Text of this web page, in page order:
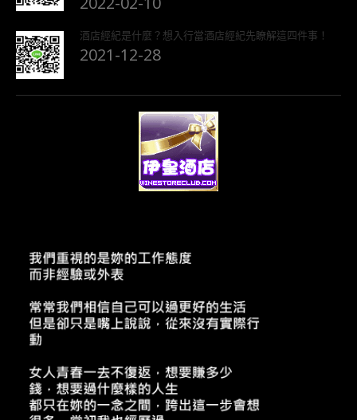
酒店經紀是什麼？想入行當酒店經紀先瞭解這四件事！
2021-12-28